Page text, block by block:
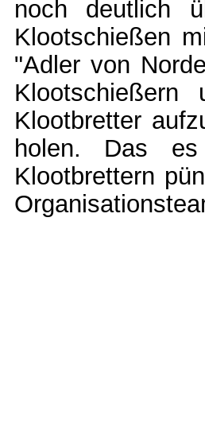
noch deutlich
Klootschießen
"Adler von
Klootbretter
holen. Das
Klootbrettern